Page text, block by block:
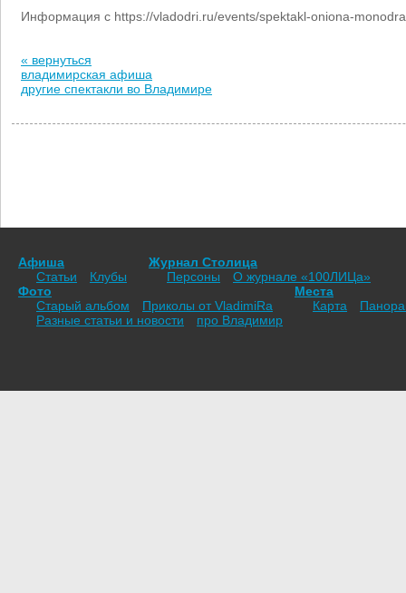
Информация с https://vladodri.ru/events/spektakl-oniona-
« вернуться
владимирская афиша
другие спектакли во Владимире
Афиша
Статьи
Клубы
Журнал Столица
Персоны
О журнале «100ЛИЦа»
Фото
Старый альбом
Приколы от VladimiRа
Места
Карта
Разные статьи и новости
про Владимир